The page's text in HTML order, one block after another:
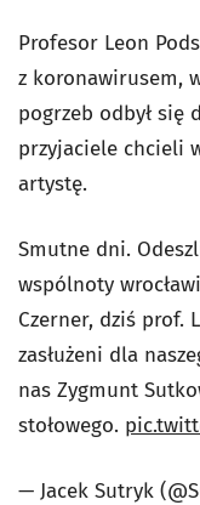
Profesor Leon
z koronawirusem,
pogrzeb odbył się
przyjaciele chcieli
artystę.
Smutne dni.
wspólnoty
Czerner, dziś prof.
zasłużeni dla
nas Zygmunt
stołowego.
— Jacek Sutryk